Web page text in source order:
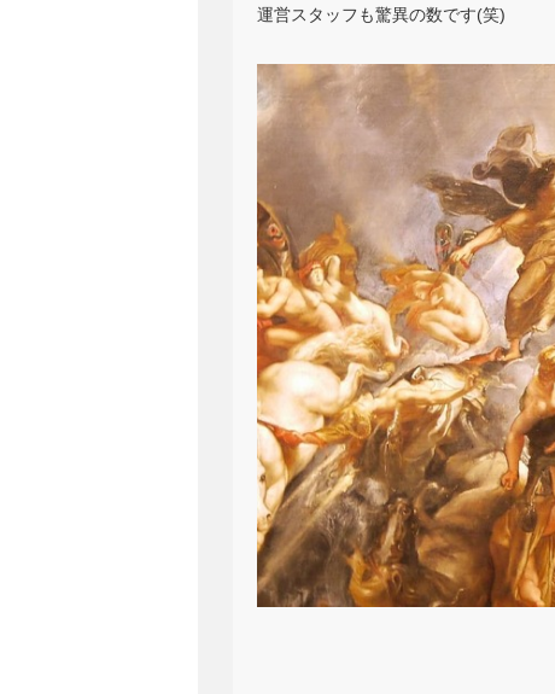
運営スタッフも驚異の数です(笑)